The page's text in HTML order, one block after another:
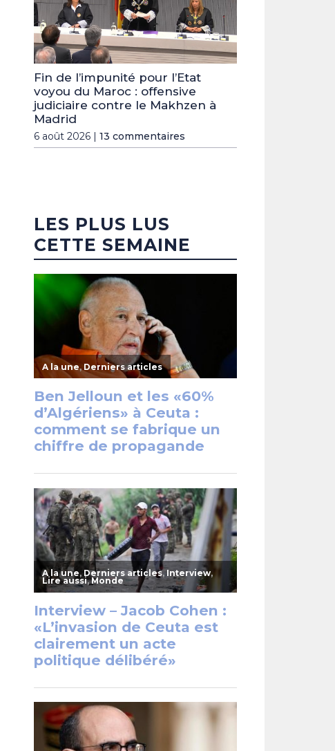
Fin de l’impunité pour l’Etat
voyou du Maroc : offensive
judiciaire contre le Makhzen à
Madrid
6 août 2026 | 13 commentaires
LES PLUS LUS
CETTE SEMAINE